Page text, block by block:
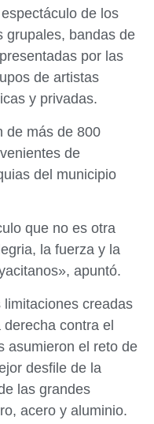
de los
grupales, bandas de
por las
de artistas
y privadas.
de más de 800
de
del municipio
que no es otra
la fuerza y la
apuntó.
creadas
contra el
asumieron el reto de
desfile de la
las grandes
acero y aluminio.